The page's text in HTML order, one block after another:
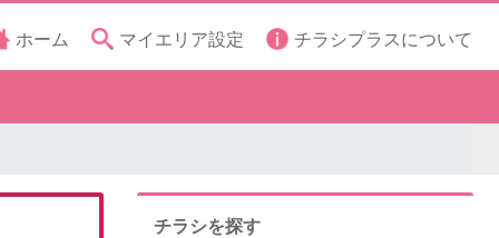
ホーム マイエリア設定 チラシプラスについて
チラシを探す